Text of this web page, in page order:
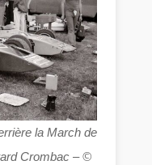
la March de
Crombac – ©